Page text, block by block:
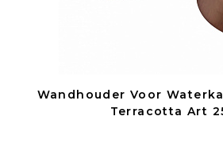
Wandhouder Voor
Terracotta Art